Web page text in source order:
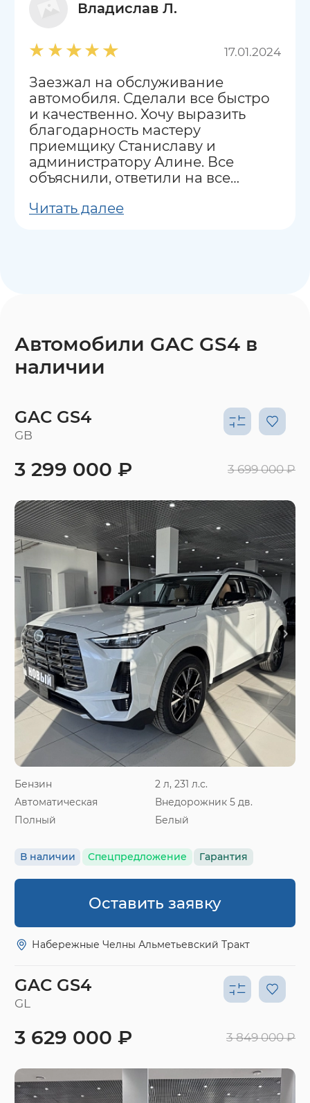
Владислав Л.
17.01.2024
Заезжал на обслуживание
автомобиля. Сделали все быстро
и качественно. Хочу выразить
благодарность мастеру
приемщику Станиславу и
администратору Алине. Все
объяснили, ответили на все
Читать далее
Автомобили GAC GS4 в
наличии
GAC GS4
GB
Бензин
2 л, 231 л.с.
Автоматическая
Внедорожник 5 дв.
Полный
Белый
В наличии Спецпредложение Гарантия
3 299 000 ₽ 3 699 000 ₽
Оставить заявку
Набережные Челны Альметьевский Тракт
GAC GS4
GL
3 629 000 ₽ 3 849 000 ₽